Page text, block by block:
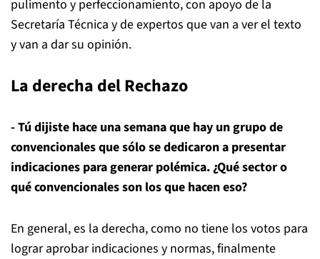
pulimento y perfeccionamiento, con apoyo de la
Secretaría Técnica y de expertos que van a ver el texto
y van a dar su opinión.
La derecha del Rechazo
- Tú dijiste hace una semana que hay un grupo de
convencionales que sólo se dedicaron a presentar
indicaciones para generar polémica. ¿Qué sector o
qué convencionales son los que hacen eso?
En general, es la derecha, como no tiene los votos para
lograr aprobar indicaciones y normas, finalmente